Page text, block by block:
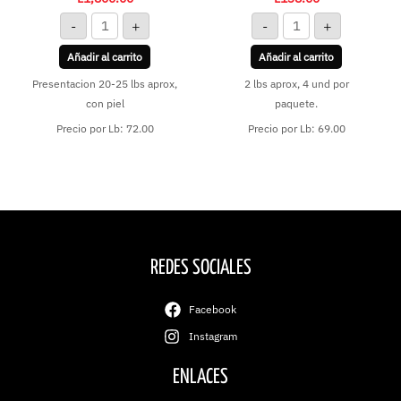
- +
Añadir al carrito
Presentacion 20-25 lbs aprox,
con piel
Precio por Lb: 72.00
- +
Añadir al carrito
2 lbs aprox, 4 und por
paquete.
Precio por Lb: 69.00
ENLACES
REDES SOCIALES
Facebook
Instagram